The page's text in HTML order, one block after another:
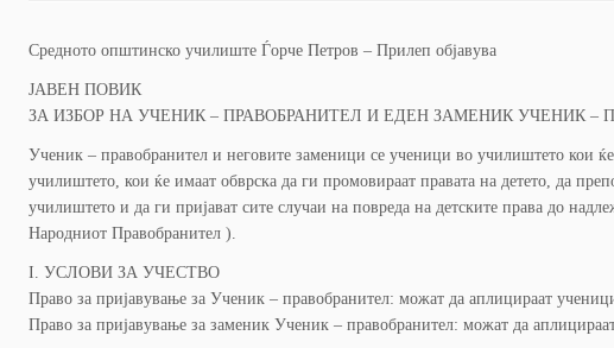
Средното општинско училиште Ѓорче Петров – Прилеп објавува
ЈАВЕН ПОВИК
ЗА ИЗБОР НА УЧЕНИК – ПРАВОБРАНИТЕЛ И ЕДЕН ЗАМЕНИК УЧЕНИК –
Ученик – правобранител и неговите заменици се ученици во училиштето кои
училиштето, кои ќе имаат обврска да ги промовираат правата на детето, да
училиштето и да ги пријават сите случаи на повреда на детските права до
Народниот Правобранител ).
I. УСЛОВИ ЗА УЧЕСТВО
Право за пријавување за Ученик – правобранител: можат да аплицираат
Право за пријавување за заменик Ученик – правобранител: можат да